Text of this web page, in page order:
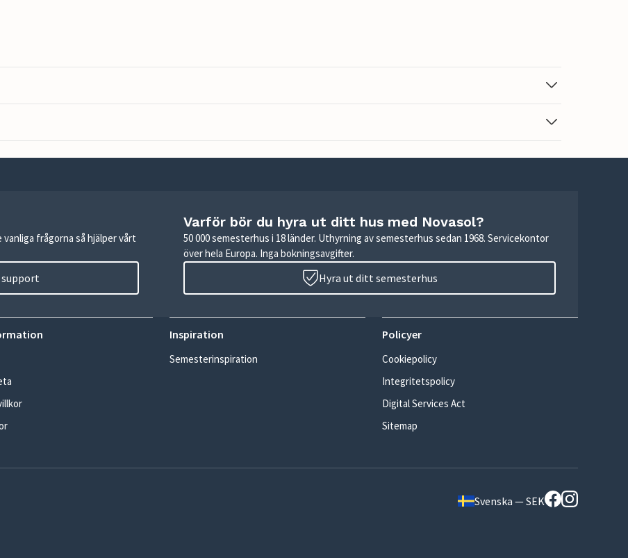
frågorna så hjälper vårt
Varför bör du hyra ut ditt hus med Novasol?
50 000 semesterhus i 18 länder. Uthyrning av semesterhus sedan 1968. Servicekontor
över hela Europa. Inga bokningsavgifter.
Hyra ut ditt semesterhus
Inspiration
Semesterinspiration
Policyer
Cookiepolicy
Integritetspolicy
Digital Services Act
Sitemap
Svenska — SEK